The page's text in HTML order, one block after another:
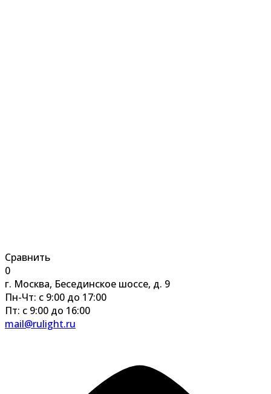
Сравнить
0
г. Москва, Бесединское шоссе, д. 9
Пн-Чт: с 9:00 до 17:00
Пт: с 9:00 до 16:00
mail@rulight.ru